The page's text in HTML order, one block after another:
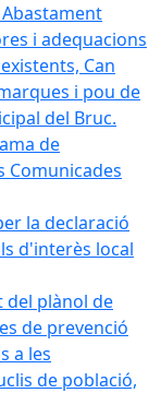
i adequacions
Can
i pou de
del Bruc.
de
Comunicades
la declaració
d'interès local
del plànol de
de prevenció
a les
de població,